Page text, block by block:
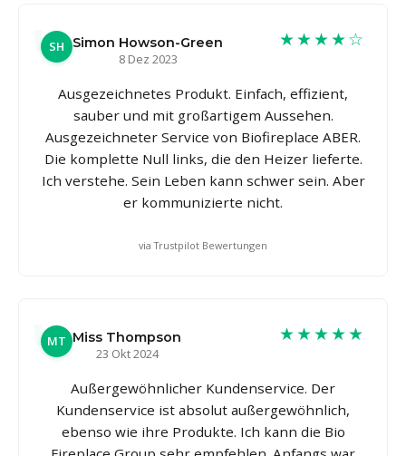
SH Simon Howson-Green
8 Dez 2023
★★★★☆
Ausgezeichnetes Produkt. Einfach, effizient,
sauber und mit großartigem Aussehen.
Ausgezeichneter Service von Biofireplace ABER.
Die komplette Null links, die den Heizer lieferte.
Ich verstehe. Sein Leben kann schwer sein. Aber
er kommunizierte nicht.
via Trustpilot Bewertungen
MT Miss Thompson
23 Okt 2024
★★★★★
Außergewöhnlicher Kundenservice. Der
Kundenservice ist absolut außergewöhnlich,
ebenso wie ihre Produkte. Ich kann die Bio